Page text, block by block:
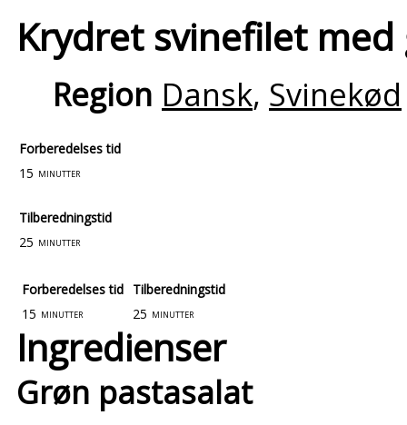
Krydret svinefilet
Region Dansk, Svinekød
Forberedelses tid
15 minutter
Tilberedningstid
25 minutter
Forberedelses tid
15 minutter
Tilberedningstid
25 minutter
Ingredienser
Grøn pastasalat